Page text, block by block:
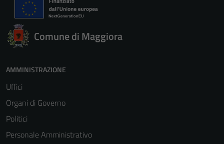
Comune di Maggiora
AMMINISTRAZIONE
Uffici
Organi di Governo
Politici
Personale Amministrativo